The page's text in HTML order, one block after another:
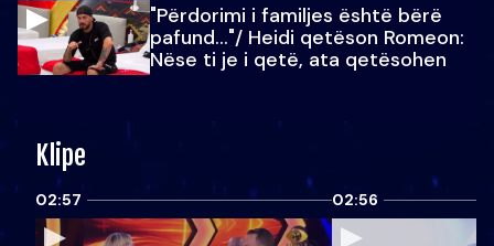
"Përdorimi i familjes është bërë
pafund…"/ Heidi qetëson Romeon:
Nëse ti je i qetë, ata qetësohen
Klipe
02:57 02:56